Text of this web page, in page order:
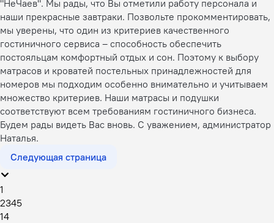
"НеЧаев". Мы рады, что Вы отметили работу персонала и
наши прекрасные завтраки. Позвольте прокомментировать,
мы уверены, что один из критериев качественного
гостиничного сервиса – способность обеспечить
постояльцам комфортный отдых и сон. Поэтому к выбору
матрасов и кроватей постельных принадлежностей для
номеров мы подходим особенно внимательно и учитываем
множество критериев. Наши матрасы и подушки
соответствуют всем требованиям гостиничного бизнеса.
Будем рады видеть Вас вновь. С уважением, администратор
Наталья.
Следующая страница
1
2345
14